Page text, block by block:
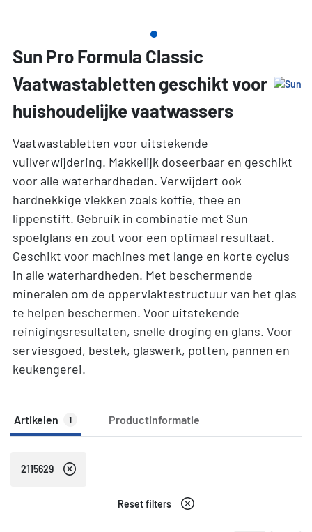
Sun Pro Formula Classic
Vaatwastabletten geschikt voor
huishoudelijke vaatwassers
Vaatwastabletten voor uitstekende
vuilverwijdering. Makkelijk doseerbaar en geschikt
voor alle waterhardheden. Verwijdert ook
hardnekkige vlekken zoals koffie, thee en
lippenstift. Gebruik in combinatie met Sun
spoelglans en zout voor een optimaal resultaat.
Geschikt voor machines met lange en korte cyclus
in alle waterhardheden. Met beschermende
mineralen om de oppervlaktestructuur van het glas
te helpen beschermen. Voor uitstekende
reinigingsresultaten, snelle droging en glans. Voor
serviesgoed, bestek, glaswerk, potten, pannen en
keukengerei.
Artikelen 1 Productinformatie
2115629
Reset filters